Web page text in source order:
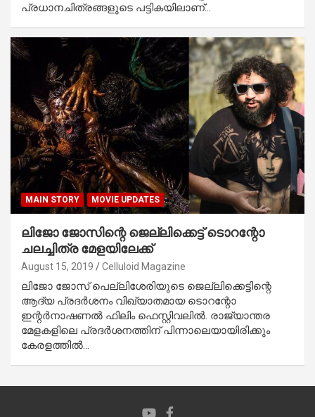
പ്രധാനചിത്രങ്ങളുടെ പട്ടികയിലാണ്…
MAIN STORY MOVIE UPDATES
ലിജോ ജോസിന്റെ ജെല്ലിക്കെട്ട് ടൊറന്റോ
ചലച്ചിത്ര മേളയിലേക്ക്
August 15, 2019 Celluloid Magazine
ലിജോ ജോസ് പെല്ലിശേരിയുടെ ജെല്ലിക്കെട്ടിന്റെ
ആദ്യ പ്രദര്‍ശനം വിഖ്യാതമായ ടൊറന്റോ
ഇന്റര്‍നാഷണല്‍ ഫിലിം ഫെസ്റ്റിവലില്‍. രാജ്യാന്തര
മേളകളിലെ പ്രദര്‍ശനത്തിന് പിന്നാലെയായിരിക്കും
കേരളത്തില്‍…